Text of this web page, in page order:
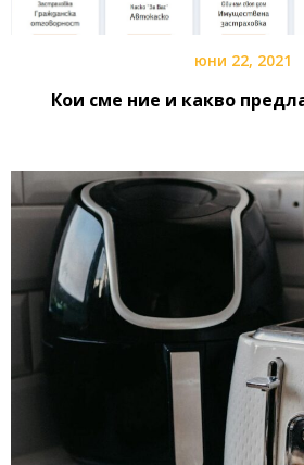
юни 22, 2021
Кои сме ние и какво